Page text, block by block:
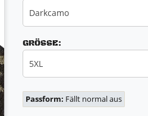
Darkcamo
GRÖSSE:
5XL
Passform: Fällt normal aus